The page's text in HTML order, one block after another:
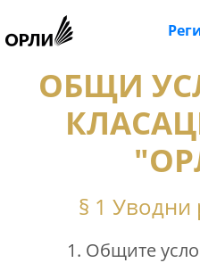
ОБЩИ
§ 1 Уводни
1. Общите